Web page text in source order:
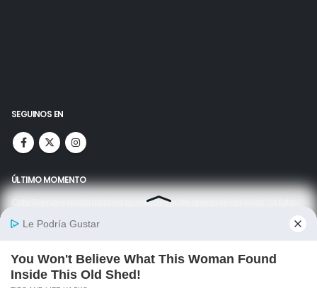
SEGUINOS EN
ÚLTIMO MOMENTO
Coty Romero mostró cómo quedó después operarse las lolas: la foto